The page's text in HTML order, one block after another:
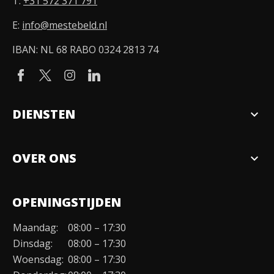
E: info@mestebeld.nl
IBAN: NL 68 RABO 0324 2813 74
DIENSTEN expand_more
OVER ONS expand_more
Organisatie
Duurzaamheid
Werken bij
OPENINGSTIJDEN
Maandag:
08:00 – 17:30
Dinsdag:
08:00 – 17:30
Woensdag: 08:00 – 17:30